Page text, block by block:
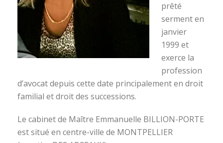
prêté
serment en
janvier
1999 et
exerce la
profession
d’avocat depuis cette date principalement en droit
familial et droit des successions.
Le cabinet de Maître Emmanuelle BILLION-PORTE
est situé en centre-ville de MONTPELLIER